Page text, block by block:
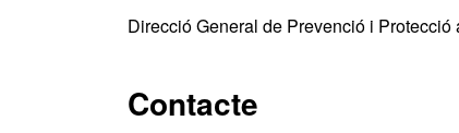
Direcció General de Prevenció i
Contacte